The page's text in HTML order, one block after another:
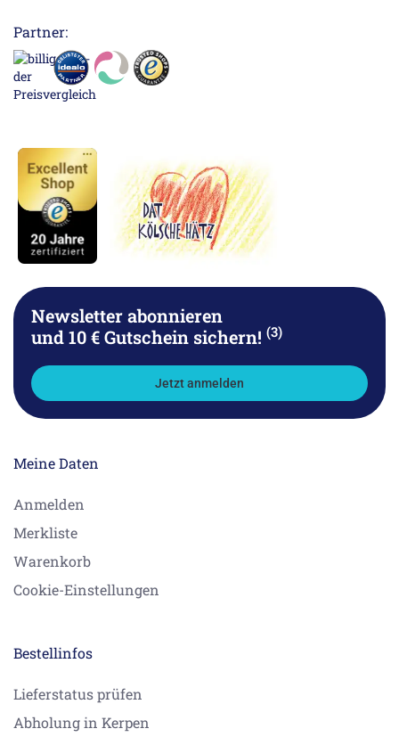
Partner:
Newsletter abonnieren
und 10 € Gutschein sichern! (3)
Jetzt anmelden
Meine Daten
Anmelden
Merkliste
Warenkorb
Cookie-Einstellungen
Bestellinfos
Lieferstatus prüfen
Abholung in Kerpen